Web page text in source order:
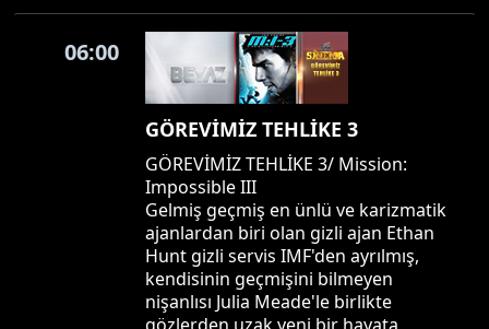
06:00
GÖREVİMİZ TEHLİKE 3
GÖREVİMİZ TEHLİKE 3/ Mission:
Impossible III
Gelmiş geçmiş en ünlü ve karizmatik
ajanlardan biri olan gizli ajan Ethan
Hunt gizli servis IMF'den ayrılmış,
kendisinin geçmişini bilmeyen
nişanlısı Julia Meade'le birlikte